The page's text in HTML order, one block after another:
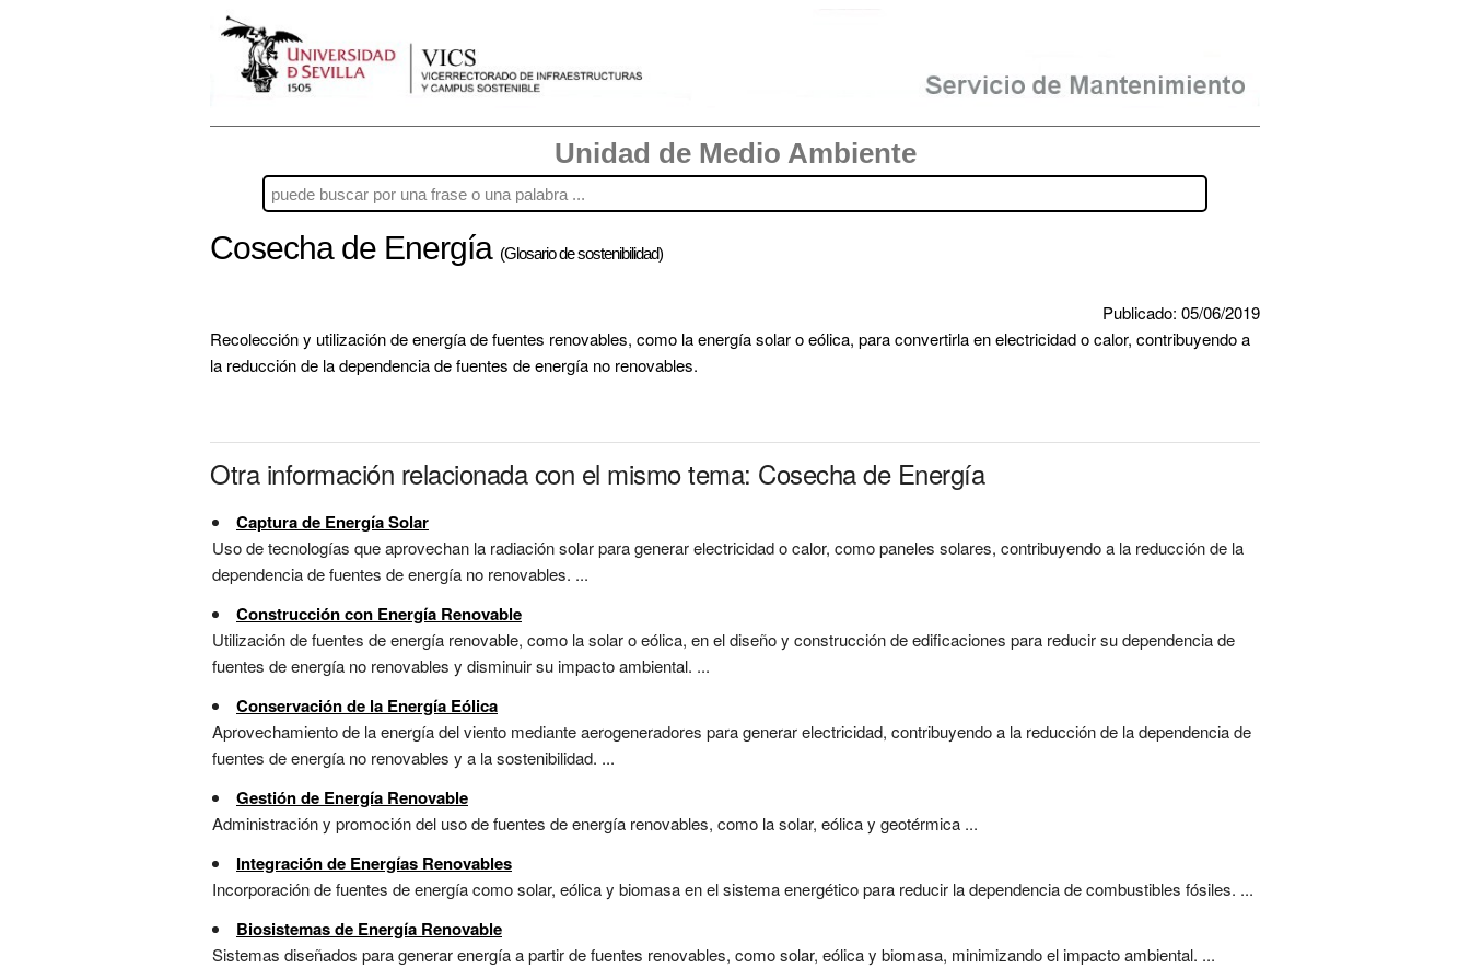
Unidad de Medio Ambiente
Cosecha de Energía (Glosario de sostenibilidad)
Publicado: 05/06/2019
Recolección y utilización de energía de fuentes renovables, como la energía solar o eólica, para convertirla en electricidad o calor, contribuyendo a
la reducción de la dependencia de fuentes de energía no renovables.
Otra información relacionada con el mismo tema: Cosecha de Energía
Captura de Energía Solar
Uso de tecnologías que aprovechan la radiación solar para generar electricidad o calor, como paneles solares, contribuyendo a la reducción de la
dependencia de fuentes de energía no renovables. ...
Construcción con Energía Renovable
Utilización de fuentes de energía renovable, como la solar o eólica, en el diseño y construcción de edificaciones para reducir su dependencia de
fuentes de energía no renovables y disminuir su impacto ambiental. ...
Conservación de la Energía Eólica
Aprovechamiento de la energía del viento mediante aerogeneradores para generar electricidad, contribuyendo a la reducción de la dependencia de
fuentes de energía no renovables y a la sostenibilidad. ...
Gestión de Energía Renovable
Administración y promoción del uso de fuentes de energía renovables, como la solar, eólica y geotérmica ...
Integración de Energías Renovables
Incorporación de fuentes de energía como solar, eólica y biomasa en el sistema energético para reducir la dependencia de combustibles fósiles. ...
Biosistemas de Energía Renovable
Sistemas diseñados para generar energía a partir de fuentes renovables, como solar, eólica y biomasa, minimizando el impacto ambiental. ...